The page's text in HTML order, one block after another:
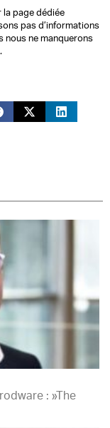
la page dédiée
pas d’informations
nous ne manquerons
: »The